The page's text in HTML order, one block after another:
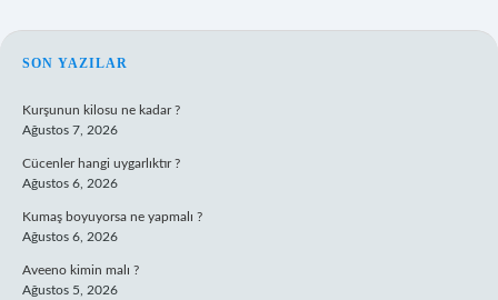
SIDEBAR
SON YAZILAR
Kurşunun kilosu ne kadar ?
Ağustos 7, 2026
Cücenler hangi uygarlıktır ?
Ağustos 6, 2026
Kumaş boyuyorsa ne yapmalı ?
Ağustos 6, 2026
Aveeno kimin malı ?
Ağustos 5, 2026